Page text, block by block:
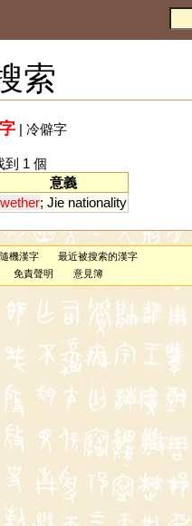
索
| 冷僻字
到 1 個
意義
wether; Jie nationality
隨機漢字
最近被搜索的漢字
免責聲明 意見簿